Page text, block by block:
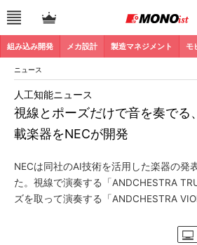
組み込み開発 メカ設計 製造マネジメント モ
ニュース
視線とポーズだけで音を奏でる
載楽器をNECが開発
人工知能ニュース
NECは同社のAI技術を活用した楽器の発
た。視線で演奏する「ANDCHESTRA
ズを取って演奏する「ANDCHESTRA